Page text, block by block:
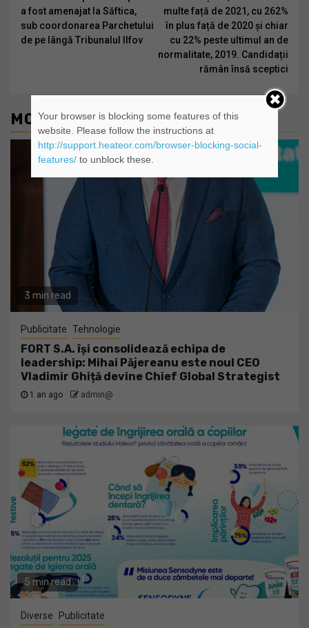
a fost amenajat la Săftica,
sub coordonarea Parchetului
de pe lângă Tribunalul Ilfov
multe față de 2021, cu 262%
în plus față de 2020 și chiar
cu 22% peste ultimul an de
normalitate, 2019. Candidații
rămân însă sceptici
MORE STORIES
3 min read
Publicitate Tehnologie
FORT S.A. își consolidează echipa de
leadership: Mihai Păjereanu este noul CEO
Vladimir Ghiță devine Chief Global Strategist
1 an ago admin@
5 min read
Diverse Publicitate
Your browser is blocking some features of this
website. Please follow the instructions at
http://support.heateor.com/browser-blocking-social-
features/to unblock these.